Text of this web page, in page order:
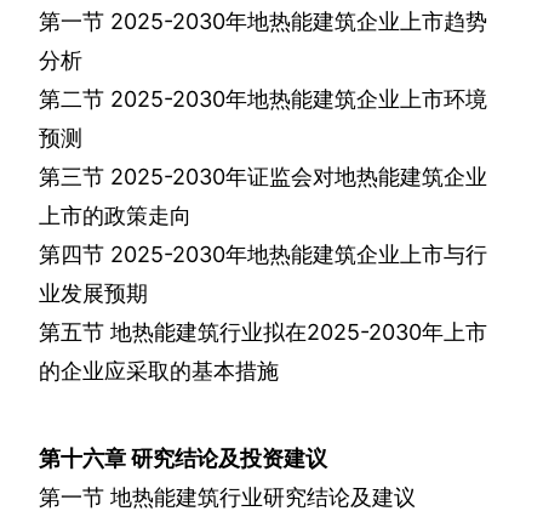
第一节 2025-2030年地热能建筑企业上市趋势
分析
第二节 2025-2030年地热能建筑企业上市环境
预测
第三节 2025-2030年证监会对地热能建筑企业
上市的政策走向
第四节 2025-2030年地热能建筑企业上市与行
业发展预期
第五节 地热能建筑行业拟在2025-2030年上市
的企业应采取的基本措施
第十六章研究结论及投资建议
第一节 地热能建筑行业研究结论及建议